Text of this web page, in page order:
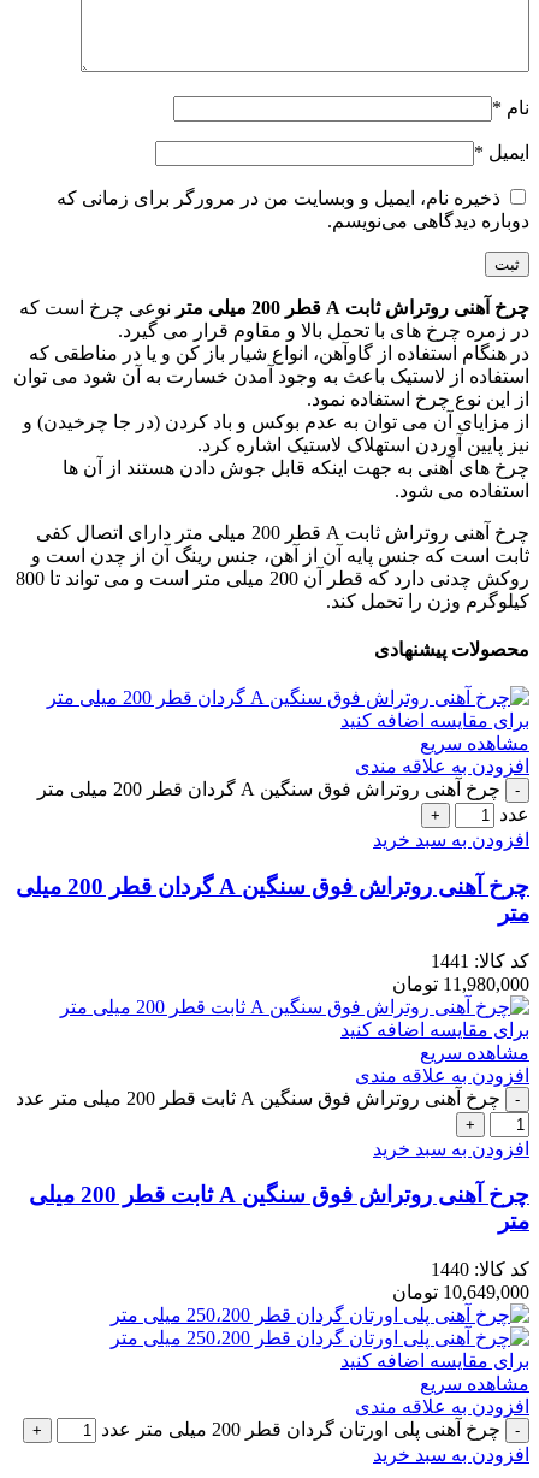
نام *
ایمیل *
ذخیره نام، ایمیل و وبسایت من در مرورگر برای زمانی که
دوباره دیدگاهی می‌نویسم.
چرخ آهنی روتراش ثابت A قطر 200 میلی متر
نوعی چرخ است که
در زمره چرخ های با تحمل بالا و مقاوم قرار می گیرد.
در هنگام استفاده از گاوآهن، انواع شیار باز کن و یا در مناطقی که
استفاده از لاستیک باعث به وجود آمدن خسارت به آن شود می توان
از این نوع چرخ استفاده نمود.
از مزایای آن می توان به عدم بوکس و باد کردن (در جا چرخیدن) و
نیز پایین آوردن استهلاک لاستیک اشاره کرد.
چرخ های آهنی به جهت اینکه قابل جوش دادن هستند از آن ها
استفاده می شود.
چرخ آهنی روتراش ثابت A قطر 200 میلی متر دارای اتصال کفی
ثابت است که جنس پایه آن از آهن، جنس رینگ آن از چدن است و
روکش چدنی دارد که قطر آن 200 میلی متر است و می تواند تا 800
کیلوگرم وزن را تحمل کند.
محصولات پیشنهادی
برای مقایسه اضافه کنید
مشاهده سریع
افزودن به علاقه مندی
چرخ آهنی روتراش فوق سنگین A گردان قطر 200 میلی متر
عدد
افزودن به سبد خرید
چرخ آهنی روتراش فوق سنگین A گردان قطر 200 میلی
متر
کد کالا: 1441
11,980,000 تومان
برای مقایسه اضافه کنید
مشاهده سریع
افزودن به علاقه مندی
چرخ آهنی روتراش فوق سنگین A ثابت قطر 200 میلی متر عدد
افزودن به سبد خرید
چرخ آهنی روتراش فوق سنگین A ثابت قطر 200 میلی
متر
کد کالا: 1440
10,649,000 تومان
برای مقایسه اضافه کنید
مشاهده سریع
افزودن به علاقه مندی
چرخ آهنی پلی اورتان گردان قطر 200 میلی متر عدد
افزودن به سبد خرید